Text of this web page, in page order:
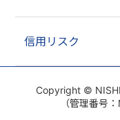
信用リスク
Copyright ©
（管理番号